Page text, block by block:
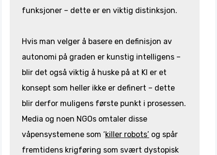
funksjoner – dette er en viktig distinksjon.
Hvis man velger å basere en definisjon av
autonomi på graden er kunstig intelligens –
blir det også viktig å huske på at KI er et
konsept som heller ikke er definert – dette
blir derfor muligens første punkt i prosessen.
Media og noen NGOs omtaler disse
våpensystemene som ‘killer robots’ og spår
fremtidens krigføring som svært dystopisk